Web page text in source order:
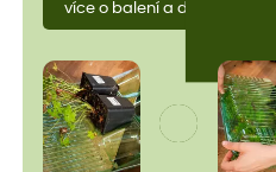
více o balení a dopravě